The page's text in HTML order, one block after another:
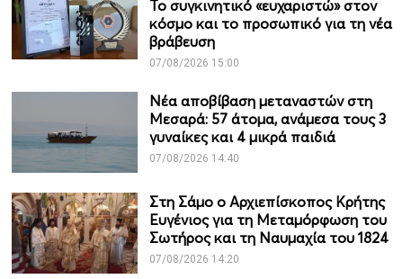
Το συγκινητικό «ευχαριστώ» στον
κόσμο και το προσωπικό για τη νέα
βράβευση
07/08/2026 15:00
Νέα αποβίβαση μεταναστών στη
Μεσαρά: 57 άτομα, ανάμεσα τους 3
γυναίκες και 4 μικρά παιδιά
07/08/2026 14:40
Στη Σάμο ο Αρχιεπίσκοπος Κρήτης
Ευγένιος για τη Μεταμόρφωση του
Σωτήρος και τη Ναυμαχία του 1824
07/08/2026 14:20